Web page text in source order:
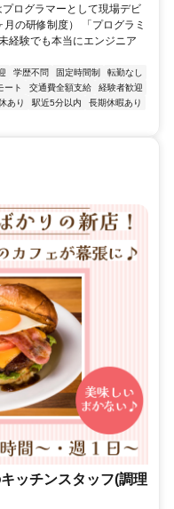
ログラマーとして現場デビ
の研修制度） 「プログラミ
経験でも本当にエンジニア
学歴不問 固定時間制
転勤なし
ート 交通費全額支給
経験者歓迎
あり 駅近5分以内
長期休暇あり
ッチンスタッフ(調理